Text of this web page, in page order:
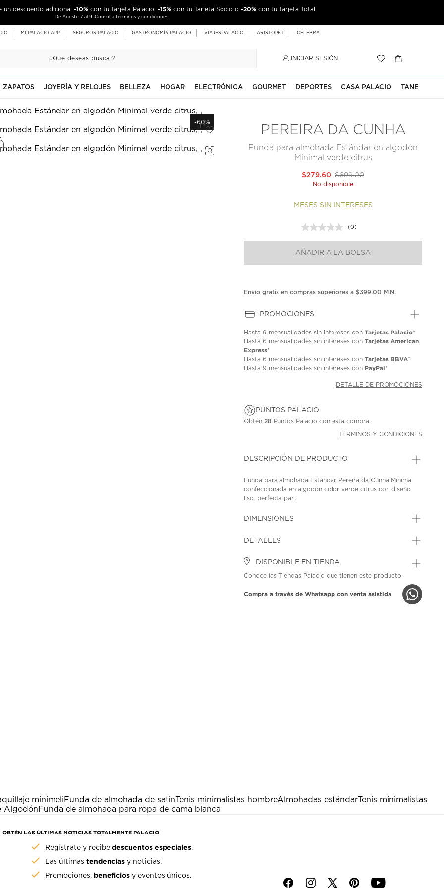
un descuento adicional -10% con tu Tarjeta Palacio, -15% con tu Tarjeta Socio o -20% con tu Tarjeta Total
De Agosto 7 al 9. Consulta términos y condiciones
MI PALACIO APP SEGUROS PALACIO GASTRONOMÍA PALACIO VIAJES PALACIO ARISTOPET CELEBRA
INICIAR SESIÓN
ZAPATOS JOYERÍA Y RELOJES BELLEZA HOGAR ELECTRÓNICA GOURMET DEPORTES CASA PALACIO TANE
-60%
PEREIRA DA CUNHA
Funda para almohada Estándar en algodón
Minimal verde citrus
$699.00
$279.60
No disponible
MESES SIN INTERESES
Sin
puntuación.
en
la
(0)
AÑADIR A LA BOLSA
Envío gratis en compras superiores a $399.00 M.N.
PROMOCIONES
Hasta9 mensualidades sin intereses conTarjetas Palacio*
Hasta6 mensualidades sin intereses conTarjetas American
Express*
Hasta6 mensualidades sin intereses conTarjetas BBVA*
Hasta9 mensualidades sin intereses con PayPal*
DETALLE DE PROMOCIONES
PUNTOS PALACIO
Obtén 28 Puntos Palacio con esta compra.
TÉRMINOS Y CONDICIONES
DESCRIPCIÓN DE PRODUCTO
Funda para almohada Estándar Pereira da Cunha Minimal
confeccionada en algodón color verde citrus con diseño
liso, perfecta par...
DIMENSIONES
DETALLES
DISPONIBLE EN TIENDA
Conoce las Tiendas Palacio que tienen este producto.
Compra a través de Whatsapp con venta asistida
minimeliFunda de almohada de satínTenis minimalistas hombreAlmohadas estándarTenis minimalistas
AlgodónFunda de almohada para ropa de cama blanca
OBTÉN LAS ÚLTIMAS NOTICIAS TOTALMENTE PALACIO
Regístrate y recibedescuentos especiales.
Las últimastendencias y noticias.
Promociones, beneficios y eventos únicos.
f i p y